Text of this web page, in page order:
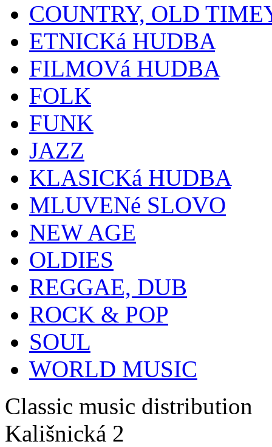
COUNTRY, OLD
ETNICKá HUDBA
FILMOVá HUDBA
FOLK
FUNK
JAZZ
KLASICKá HUDBA
MLUVENé SLOVO
NEW AGE
OLDIES
REGGAE, DUB
ROCK & POP
SOUL
WORLD MUSIC
Classic music distribution
Kališnická 2